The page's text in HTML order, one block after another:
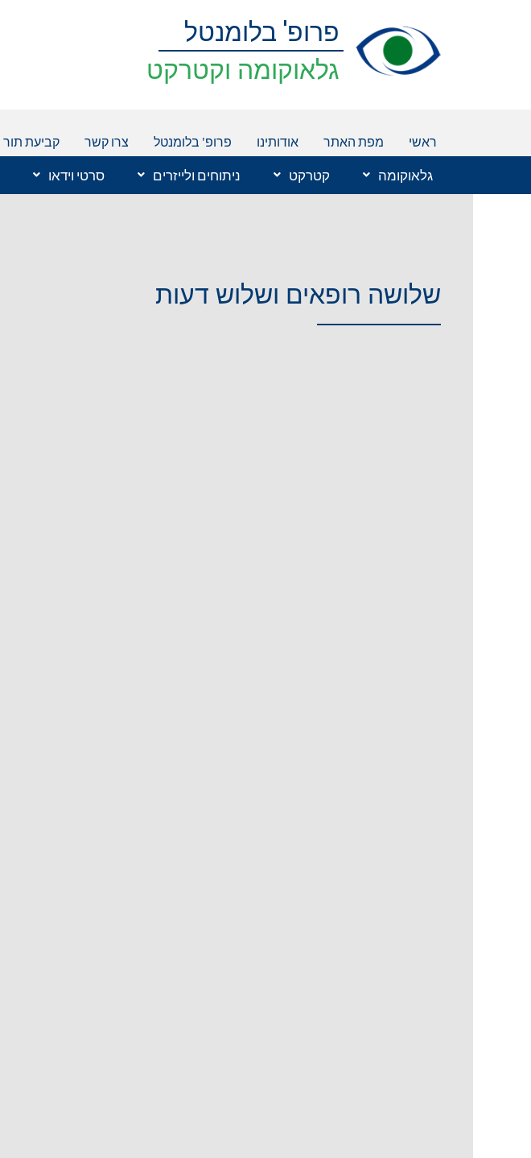
פרופ' בלומנטל
גלאוקומה וקטרקט
ראשי מפת האתר אודותינו פרופ' בלומנטל צרו קשר קביעת תור
גלאוקומה קטרקט ניתוחים ולייזרים סרטי וידאו
שלושה רופאים ושלוש דעות